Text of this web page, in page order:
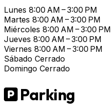
Lunes 8:00 AM – 3:00 PM
Martes 8:00 AM – 3:00 PM
Miércoles 8:00 AM – 3:00 PM
Jueves 8:00 AM – 3:00 PM
Viernes 8:00 AM – 3:00 PM
Sábado Cerrado
Domingo Cerrado
Parking